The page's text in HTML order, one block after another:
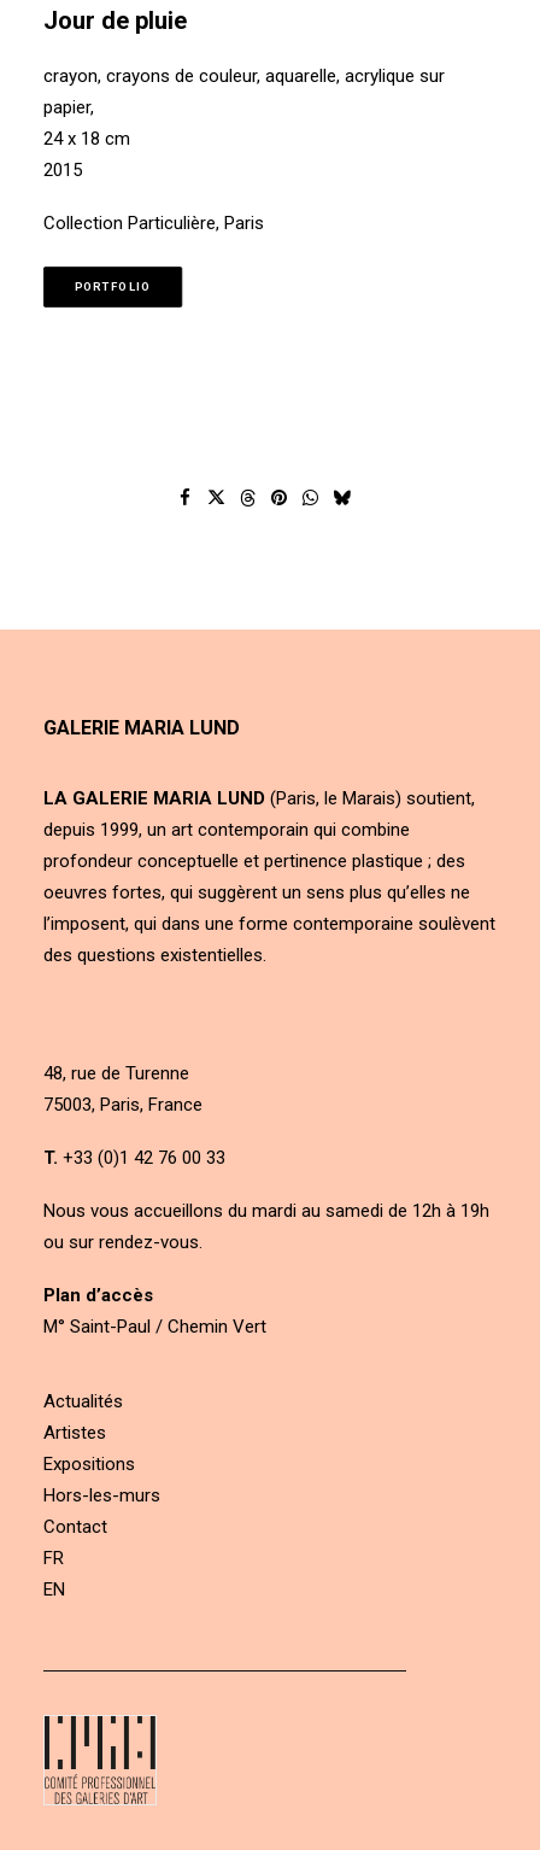
Jour de pluie
crayon, crayons de couleur, aquarelle, acrylique sur
papier,
24 x 18 cm
2015
Collection Particulière, Paris
PORTFOLIO
GALERIE MARIA LUND
LA GALERIE MARIA LUND (Paris, le Marais) soutient,
depuis 1999, un art contemporain qui combine
profondeur conceptuelle et pertinence plastique ; des
oeuvres fortes, qui suggèrent un sens plus qu’elles ne
l’imposent, qui dans une forme contemporaine soulèvent
des questions existentielles.
48, rue de Turenne
75003, Paris, France
T. +33 (0)1 42 76 00 33
Nous vous accueillons du mardi au samedi de 12h à 19h
ou sur rendez-vous.
Plan d’accès
M° Saint-Paul / Chemin Vert
Actualités
Artistes
Expositions
Hors-les-murs
Contact
FR
EN